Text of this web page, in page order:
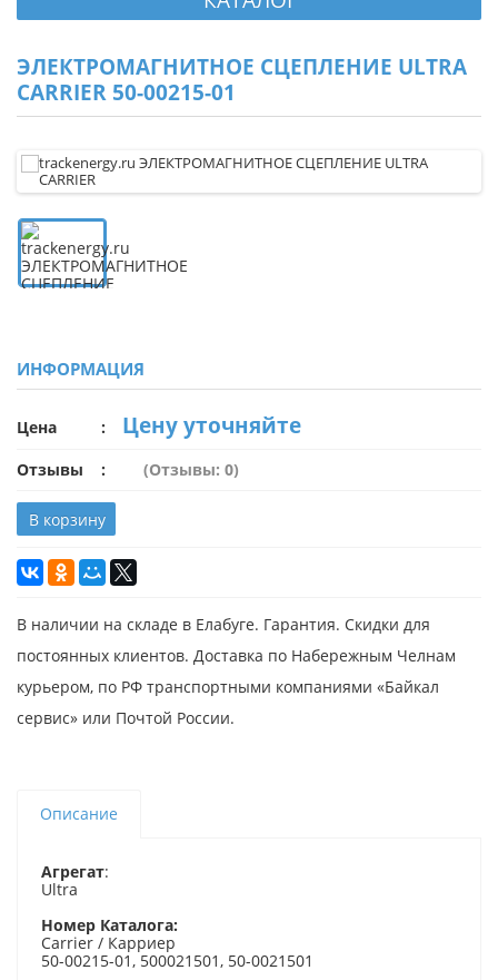
ЭЛЕКТРОМАГНИТНОЕ СЦЕПЛЕНИЕ ULTRA
CARRIER 50-00215-01
ИНФОРМАЦИЯ
Цена Цену уточняйте
Отзывы (Отзывы: 0)
В корзину
В наличии на складе в Елабуге. Гарантия. Скидки для
постоянных клиентов. Доставка по Набережным Челнам
курьером, по РФ транспортными компаниями «Байкал
сервис» или Почтой России.
Описание
Агрегат:
Ultra
Номер Каталога:
Carrier / Карриер
50-00215-01, 500021501, 50-0021501